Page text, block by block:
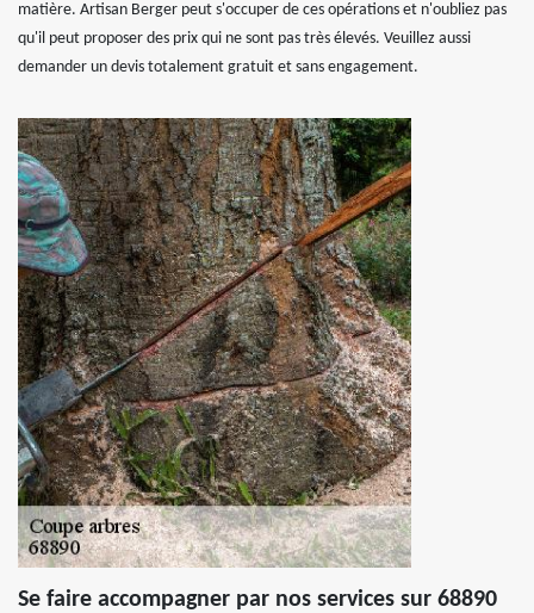
matière. Artisan Berger peut s'occuper de ces opérations et n'oubliez pas
qu'il peut proposer des prix qui ne sont pas très élevés. Veuillez aussi
demander un devis totalement gratuit et sans engagement.
Se faire accompagner par nos services sur 68890